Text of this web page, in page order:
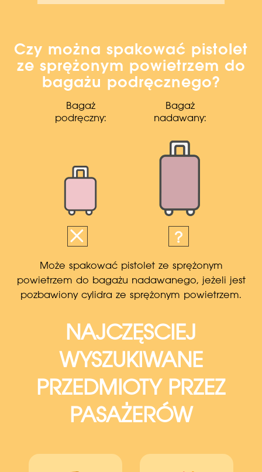
Czy można spakować pistolet
ze sprężonym powietrzem do
bagażu podręcznego?
Bagaż
podręczny:
Bagaż
nadawany:
Może spakować pistolet ze sprężonym
powietrzem do bagażu nadawanego, jeżeli jest
pozbawiony cylidra ze sprężonym powietrzem.
NAJCZĘSCIEJ
WYSZUKIWANE
PRZEDMIOTY PRZEZ
PASAŻERÓW